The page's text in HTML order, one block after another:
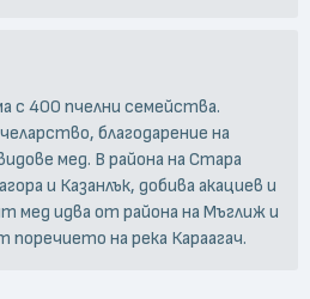
с 400 пчелни семейства.
благодарение на
мед. В района на Стара
и Казанлък, добива акациев и
мед идва от района на Мъглиж и
поречието на река Караагач.